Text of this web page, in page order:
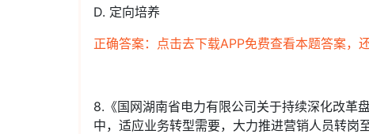
D. 定向培养
正确答案：点击去下载APP免费查看本题答案，
8.《国网湖南省电力有限公司关于持续深化改革
中，适应业务转型需要，大力推进营销人员转